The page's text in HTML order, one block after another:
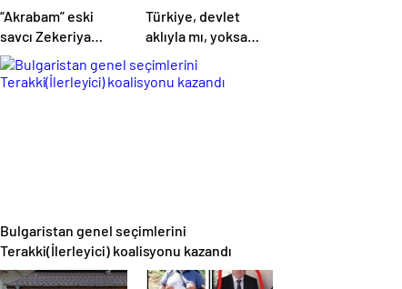
“Akrabam” eski
savcı Zekeriya
Öz’ün aymazlığı
Türkiye, devlet
aklıyla mı, yoksa
hemşerilik aklıyla
mı yönetiliyor?
Bulgaristan genel seçimlerini
Terakki(İlerleyici) koalisyonu kazandı